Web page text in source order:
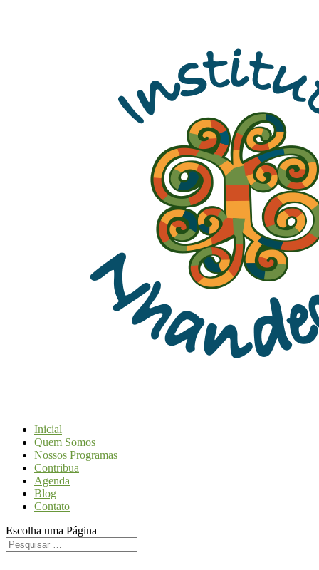
Inicial
Quem Somos
Nossos Programas
Contribua
Agenda
Blog
Contato
Escolha uma Página